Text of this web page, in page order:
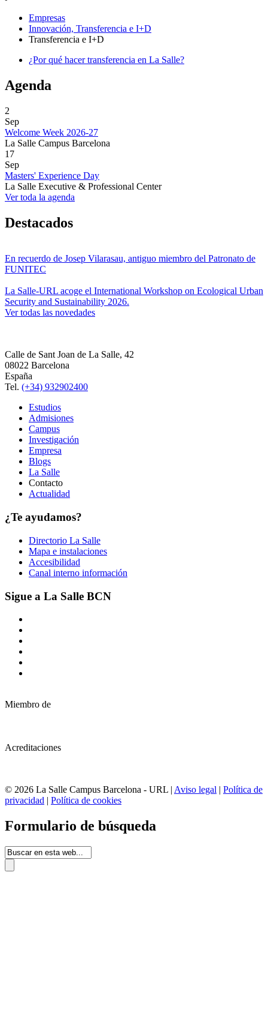
Empresas
Innovación, Transferencia e I+D
Transferencia e I+D
¿Por qué hacer transferencia en La Salle?
Agenda
2
Sep
Welcome Week 2026-27
La Salle Campus Barcelona
17
Sep
Masters' Experience Day
La Salle Executive & Professional Center
Ver toda la agenda
Destacados
En recuerdo de Josep Vilarasau, antiguo miembro del Patronato de
FUNITEC
La Salle-URL acoge el International Workshop on Ecological Urban
Security and Sustainability 2026.
Ver todas las novedades
Calle de Sant Joan de La Salle, 42
08022 Barcelona
España
Tel. (+34) 932902400
Estudios
Admisiones
Campus
Investigación
Empresa
Blogs
La Salle
Contacto
Actualidad
¿Te ayudamos?
Directorio La Salle
Mapa e instalaciones
Accesibilidad
Canal interno información
Sigue a La Salle BCN
Miembro de
Acreditaciones
© 2026 La Salle Campus Barcelona - URL | Aviso legal | Política de
privacidad | Política de cookies
Formulario de búsqueda